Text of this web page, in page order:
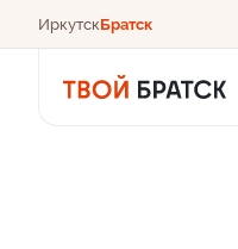
ИркутскБратск